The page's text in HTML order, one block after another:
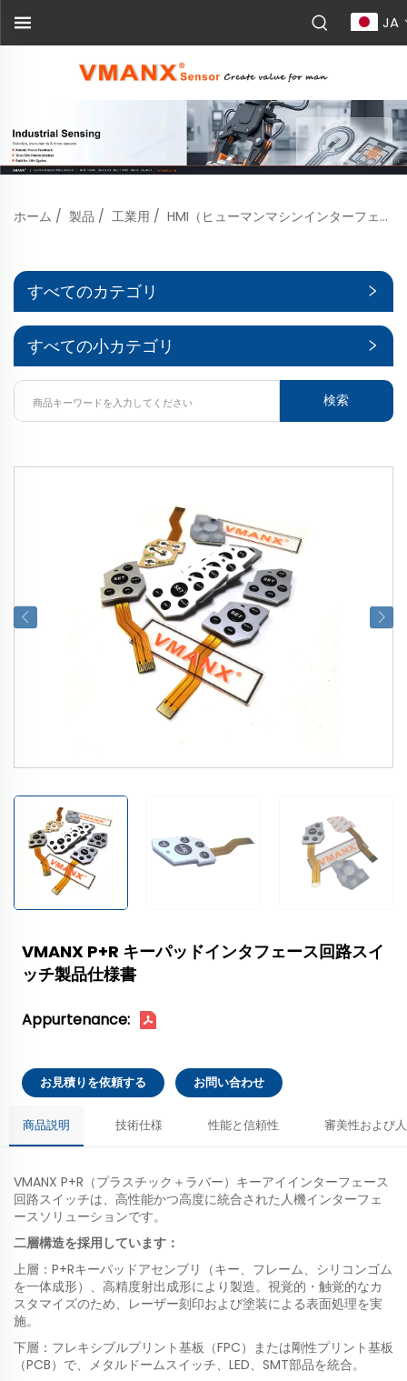
JA
ホーム / 製品 / 工業用 / HMI（ヒューマンマシンインターフェース）
すべてのカテゴリ
すべての小カテゴリ
検索
VMANX P+R キーパッドインタフェース回路スイ
ッチ製品仕様書
Appurtenance:
お見積りを依頼する お問い合わせ
商品説明 技術仕様 性能と信頼性 審美性および
VMANX P+R（プラスチック＋ラバー）キーアイインターフェース
回路スイッチは、高性能かつ高度に統合された人機インターフェ
ースソリューションです。
二層構造を採用しています：
上層：P+Rキーパッドアセンブリ（キー、フレーム、シリコンゴム
を一体成形）、高精度射出成形により製造。視覚的・触覚的なカ
スタマイズのため、レーザー刻印および塗装による表面処理を実
施。
下層：フレキシブルプリント基板（FPC）または剛性プリント基板
（PCB）で、メタルドームスイッチ、LED、SMT部品を統合。